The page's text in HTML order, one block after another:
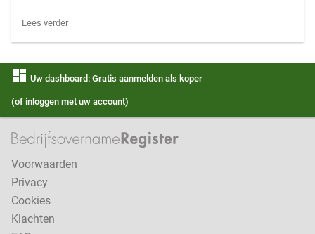
Lees verder
dashboard Uw dashboard: Gratis aanmelden als koper
(of inloggen met uw account)
Voorwaarden
Privacy
Cookies
Klachten